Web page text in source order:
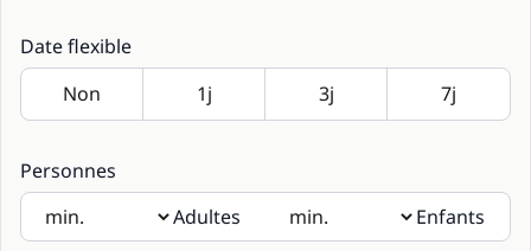
Date flexible
Personnes
Adultes
Enfants